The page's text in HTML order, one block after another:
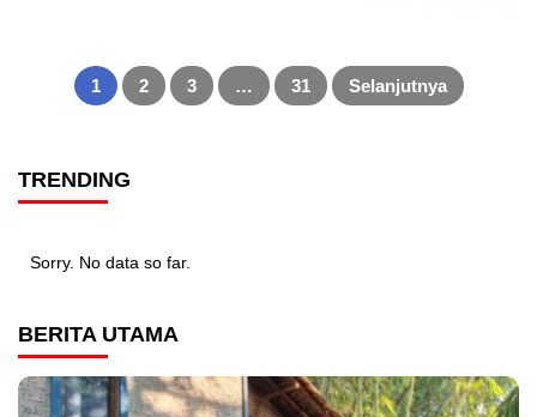
Paginasi
pos 1 2 3 … 31 Selanjutnya
TRENDING
Sorry. No data so far.
BERITA UTAMA